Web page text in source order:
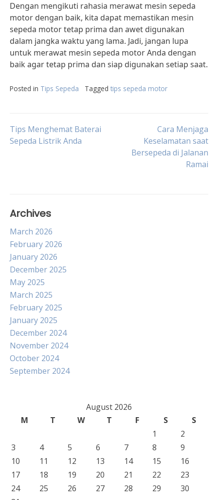
Dengan mengikuti rahasia merawat mesin sepeda
motor dengan baik, kita dapat memastikan mesin
sepeda motor tetap prima dan awet digunakan
dalam jangka waktu yang lama. Jadi, jangan lupa
untuk merawat mesin sepeda motor Anda dengan
baik agar tetap prima dan siap digunakan setiap saat.
Posted in Tips Sepeda Tagged tips sepeda motor
Post
Tips Menghemat Baterai
Sepeda Listrik Anda
Cara Menjaga
Keselamatan saat
Bersepeda di Jalanan
Ramai
Archives
March 2026
February 2026
January 2026
December 2025
May 2025
March 2025
February 2025
January 2025
December 2024
November 2024
October 2024
September 2024
August 2026
M
T W T F S
S
1
2
3
4 5 6 7 8
9
10
11 12 13 14 15
16
17
18 19 20 21 22
23
24
25 26 27 28 29
30